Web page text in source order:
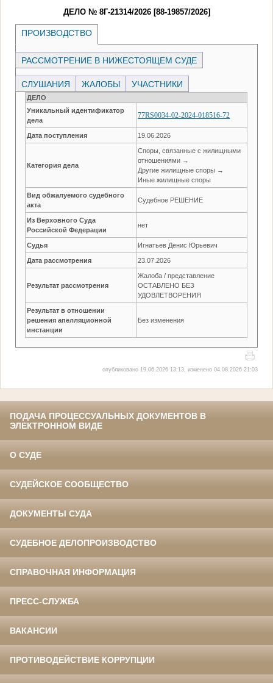
ДЕЛО № 8Г-21314/2026 [88-19857/2026]
ПРОИЗВОДСТВО
РАССМОТРЕНИЕ В НИЖЕСТОЯЩЕМ СУДЕ
СЛУШАНИЯ ЖАЛОБЫ УЧАСТНИКИ
ДЕЛО
Уникальный идентификатор
дела
77RS0034-02-2024-018516-72
Дата поступления 19.06.2026
Категория дела
Споры, связанные с жилищными
отношениями →
Другие жилищные споры →
Иные жилищные споры
Вид обжалуемого судебного
акта
Судебное РЕШЕНИЕ
Из Верховного Суда
Российской Федерации
нет
Судья Игнатьев Денис Юрьевич
Дата рассмотрения 23.07.2026
Результат рассмотрения
Жалоба / представление
ОСТАВЛЕНО БЕЗ
УДОВЛЕТВОРЕНИЯ
Результат в отношении
решения апелляционной
инстанции
Без изменения
опубликовано 19.06.2026 13:13, изменено 04.08.2026 21:03
ПОДАЧА ПРОЦЕССУАЛЬНЫХ ДОКУМЕНТОВ В
ЭЛЕКТРОННОМ ВИДЕ
О СУДЕ
СУДЕЙСКОЕ СООБЩЕСТВО
ДОКУМЕНТЫ СУДА
СУДЕБНОЕ ДЕЛОПРОИЗВОДСТВО
СПРАВОЧНАЯ ИНФОРМАЦИЯ
ПРЕСС-СЛУЖБА
ВАКАНСИИ
ПРОТИВОДЕЙСТВИЕ КОРРУПЦИИ